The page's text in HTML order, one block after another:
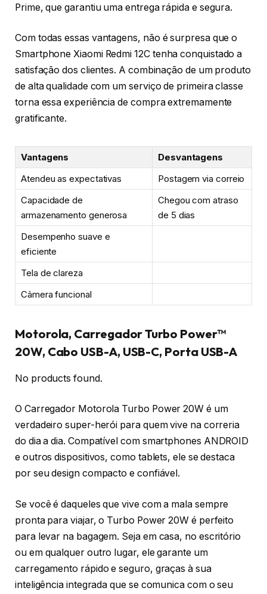
Prime, que garantiu uma entrega rápida e segura.
Com todas essas vantagens, não é surpresa que o
Smartphone Xiaomi Redmi 12C tenha conquistado a
satisfação dos clientes. A combinação de um produto
de alta qualidade com um serviço de primeira classe
torna essa experiência de compra extremamente
gratificante.
Vantagens
Desvantagens
Atendeu as expectativas
Postagem via correio
Capacidade de
armazenamento generosa
Chegou com atraso
de 5 dias
Desempenho suave e
eficiente
Tela de clareza
Câmera funcional
Motorola, Carregador Turbo Power™
20W, Cabo USB-A, USB-C, Porta USB-A
No products found.
O Carregador Motorola Turbo Power 20W é um
verdadeiro super-herói para quem vive na correria
do dia a dia. Compatível com smartphones ANDROID
e outros dispositivos, como tablets, ele se destaca
por seu design compacto e confiável.
Se você é daqueles que vive com a mala sempre
pronta para viajar, o Turbo Power 20W é perfeito
para levar na bagagem. Seja em casa, no escritório
ou em qualquer outro lugar, ele garante um
carregamento rápido e seguro, graças à sua
inteligência integrada que se comunica com o seu